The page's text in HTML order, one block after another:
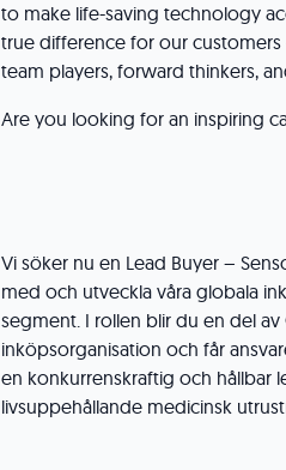
to make life-saving technology
true difference for our
team players, forward thinkers,
Are you looking for an inspiring
Vi söker nu en Lead Buyer –
med och utveckla våra globala
segment. I rollen blir du en del
inköpsorganisation och får
en konkurrenskraftig och hållbar
livsuppehållande medicinsk